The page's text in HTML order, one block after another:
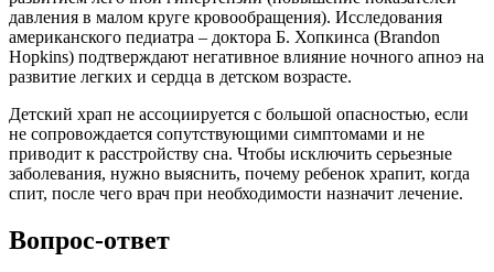
давления в малом круге кровообращения). Исследования
американского педиатра – доктора Б. Хопкинса (Brandon
Hopkins) подтверждают негативное влияние ночного апноэ на
развитие легких и сердца в детском возрасте.
Детский храп не ассоциируется с большой опасностью, если
не сопровождается сопутствующими симптомами и не
приводит к расстройству сна. Чтобы исключить серьезные
заболевания, нужно выяснить, почему ребенок храпит, когда
спит, после чего врач при необходимости назначит лечение.
Вопрос-ответ